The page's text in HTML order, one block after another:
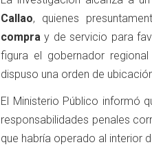
Callao, quienes
compra y de servicio para
figura el gobernador regional
dispuso una orden de
El Ministerio Público informó
responsabilidades penales
que habría operado al interior